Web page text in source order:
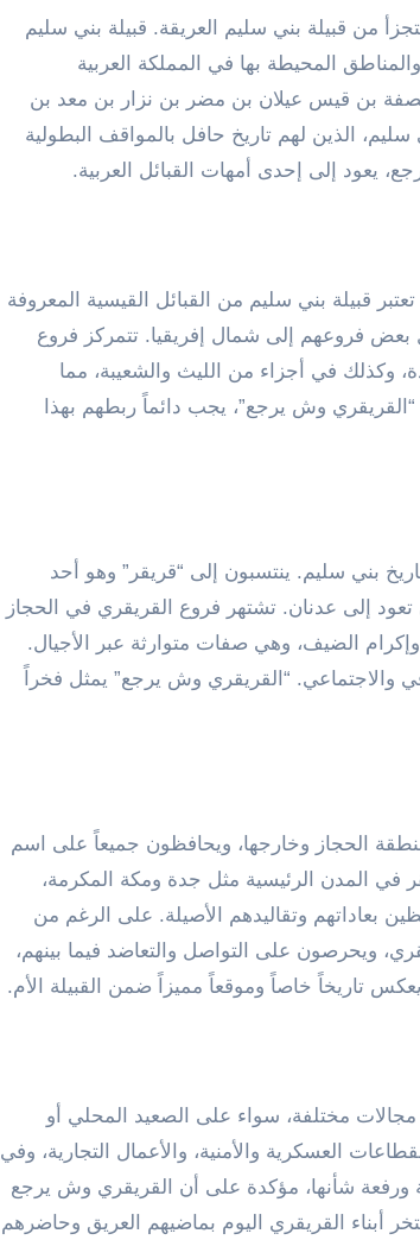
من قبيلة بني سليم العريقة. قبيلة بني سليم
المحيطة بها في المملكة العربية
بن قيس عيلان بن مضر بن نزار بن معد بن
الذين لهم تاريخ حافل بالمواقف البطولية
يعود إلى إحدى أمهات القبائل العربية.
قبيلة بني سليم من القبائل القيسية المعروفة
بعض فروعهم إلى شمال إفريقيا. تتمركز فروع
وكذلك في أجزاء من الليث والشعيبة، مما
“القريقري وش يرجع”، يجب دائماً ربطهم بهذا
بني سليم. ينتسبون إلى “قريقر” وهو أحد
إلى عدنان. تشتهر فروع القريقري في الحجاز
وإكرام الضيف، وهي صفات متوارثة عبر الأجيال.
والاجتماعي. “القريقري وش يرجع” يمثل فخراً
الحجاز وخارجها، ويحافظون جميعاً على اسم
المدن الرئيسية مثل جدة ومكة المكرمة،
بعاداتهم وتقاليدهم الأصيلة. على الرغم من
ويحرصون على التواصل والتعاضد فيما بينهم،
تاريخاً خاصاً وموقعاً مميزاً ضمن القبيلة الأم.
مختلفة، سواء على الصعيد المحلي أو
العسكرية والأمنية، والأعمال التجارية، وفي
ورفعة شأنها، مؤكدة على أن القريقري وش يرجع
أبناء القريقري اليوم بماضيهم العريق وحاضرهم